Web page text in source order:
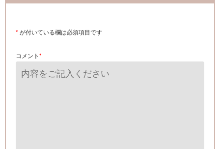
* が付いている欄は必須項目です
コメント*